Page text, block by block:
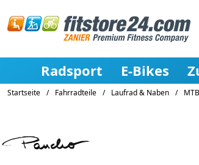
Radsport E-Bikes
Startseite / Fahrradteile / Laufrad & Naben /